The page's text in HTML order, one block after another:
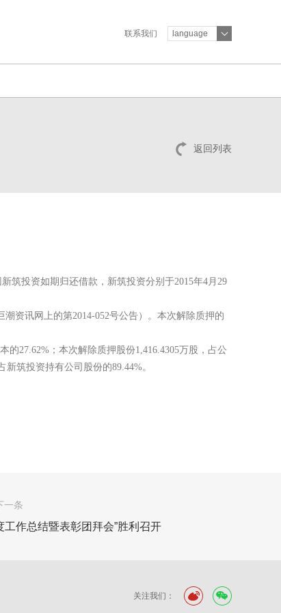
联系我们 language
返回列表
筑投资如期归还借款，新筑投资分别于2015年4月29
资讯网上的第2014-052号公告）。本次解除质押的
的27.62%；本次解除质押股份1,416.4305万股，占公
筑投资持有公司股份的89.44%。
一条
作总结暨表彰团拜会”胜利召开
关注我们：